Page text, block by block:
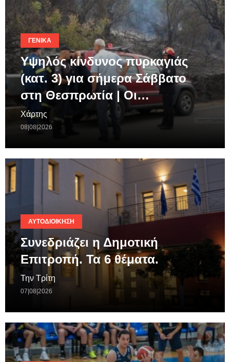
ΓΕΝΙΚΆ
Υψηλός κίνδυνος πυρκαγιάς
(κατ. 3) για σήμερα Σάββατο
στη Θεσπρωτία | Οι…
Χάρτης
08|08|2026
ΑΥΤΟΔΙΟΊΚΗΣΗ
Συνεδριάζει η Δημοτική
Επιτροπή. Τα 6 θέματα.
Την Τρίτη
07|08|2026